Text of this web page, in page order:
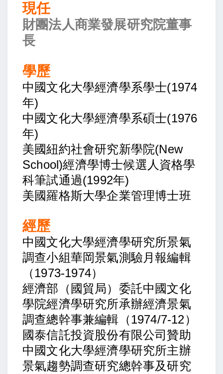
現任
財團法人商業發展研究院董事
長
學歷
中國文化大學經濟學系學士(1974
年)
中國文化大學經濟學系碩士(1976
年)
美國紐約社會研究新學院(New
School)經濟學博士候選人資格學
科筆試通過(1992年)
美國羅格斯大學企業管理博士班
經歷
中國文化大學經濟學研究所景氣
調查小組華岡景氣測驗月報編輯
（1973-1974）
經濟部（國貿局）委託中國文化
學院經濟學研究所承辦經濟景氣
調查總幹事兼編輯（1974/7-12）
國泰信託投資股份有限公司贊助
中國文化大學經濟學研究所主辦
景氣趨勢調查研究總幹事及研究